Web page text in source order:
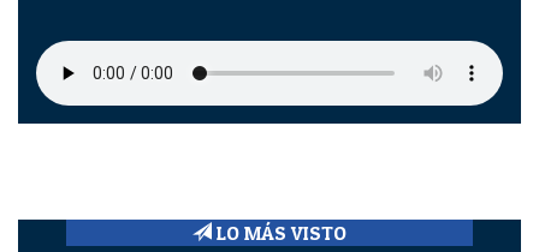
LO MÁS VISTO